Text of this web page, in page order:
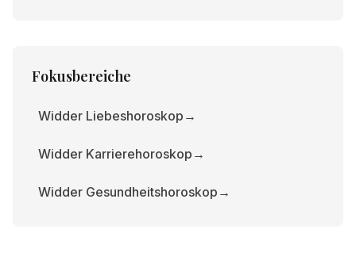
Fokusbereiche
Widder Liebeshoroskop →
Widder Karrierehoroskop →
Widder Gesundheitshoroskop →